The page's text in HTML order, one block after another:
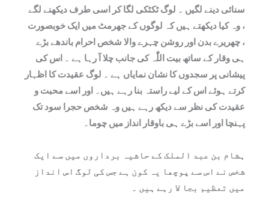
سنائی دینے لگیں ۔ لوگ ٹکٹکی لگا کر اسی طرف دیکھنے لگے
، وہ کیا دیکھتے ہیں کہ لوگوں کے جھرمٹ میں ایک خوبصورت
، چھریرے بدن اور روشن چہرے والا شخص احرام باندھے بڑے
ہی وقار کے ساتھ بیت اللّٰہ کی جانب چلا آ رہا ہے ۔ اس کی
پیشانی پر سجدوں کا نشان نمایاں ہے ۔ لوگ عقیدت کا اظہار
کرتے ہوئے اس کے لیے راستہ بنا رہے ہیں۔ اور اسے محبت و
عقیدت کی نظر سے دیکھ رہے ہیں وہ شخص حجرا سود تک
پہنچا اور اسے بڑے ہی باوقار انداز میں چوما۔
ہشام بن عبد الملک کے حاشیہ برداروں میں سے ایک
شخص نے اس سے پوچھا یہ کون ہے جس کی لوگ اس انداز
میں تعظیم بجا لا رہے ہیں ۔